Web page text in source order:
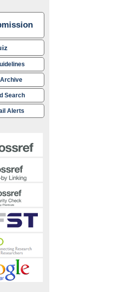
Search
Alerts